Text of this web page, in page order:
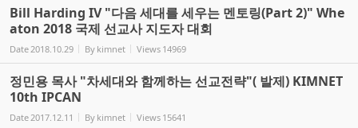
Bill Harding IV "다음 세대를 세우는 멘토링(Part 2)" Whe
aton 2018 국제 선교사 지도자 대회
Date 2018.10.29 By kimnet Views 14969
정민용 목사 "차세대와 함께하는 선교전략"( 발제) KIMNET
10th IPCAN
Date 2017.12.11 By kimnet Views 15641